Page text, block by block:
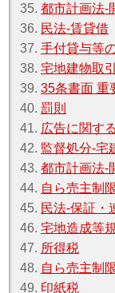
35.都市計画法‐
36. 民法‐賃貸借
37.手付貸与等
38.宅地建物取
39.35条書面 重
40.罰則
41. 広告に関す
42. 監督処分‐宅
43.都市計画法‐
44. 自ら売主制
45. 民法‐保証・
46.宅地造成等
47. 所得税
48. 自ら売主制
49. 印紙税